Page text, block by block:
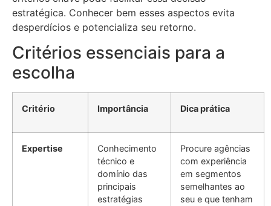
estratégica. Conhecer bem esses aspectos evita
desperdícios e potencializa seu retorno.
Critérios essenciais para a
escolha
Critério Importância Dica prática
Expertise
Conhecimento
técnico e
domínio das
principais
estratégias
Procure agências
com experiência
em segmentos
semelhantes ao
seu e que tenham